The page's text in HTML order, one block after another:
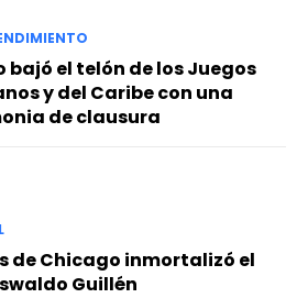
bajó el telón de los Juegos
y del Caribe con una
de clausura
de Chicago inmortalizó el
Guillén